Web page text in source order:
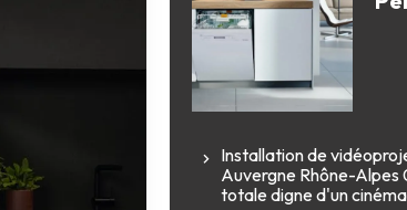
Installation de
Auvergne Rhône-Alpes
totale digne d'un